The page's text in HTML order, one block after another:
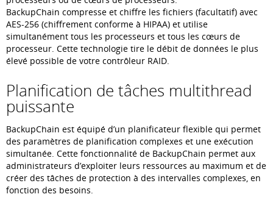
BackupChain compresse et chiffre les fichiers (facultatif) avec
AES-256 (chiffrement conforme à HIPAA) et utilise
simultanément tous les processeurs et tous les cœurs de
processeur. Cette technologie tire le débit de données le plus
élevé possible de votre contrôleur RAID.
Planification de tâches multithread
puissante
BackupChain est équipé d’un planificateur flexible qui permet
des paramètres de planification complexes et une exécution
simultanée. Cette fonctionnalité de BackupChain permet aux
administrateurs d’exploiter leurs ressources au maximum et de
créer des tâches de protection à des intervalles complexes, en
fonction des besoins.